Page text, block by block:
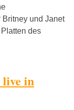
und Janet
des
in